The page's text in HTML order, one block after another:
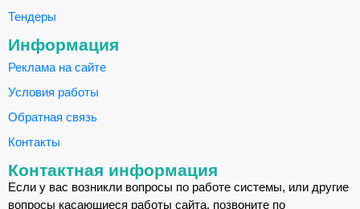
Тендеры
Информация
Реклама на сайте
Условия работы
Обратная связь
Контакты
Контактная информация
Если у вас возникли вопросы по работе системы, или другие
вопросы касающиеся работы сайта, позвоните по